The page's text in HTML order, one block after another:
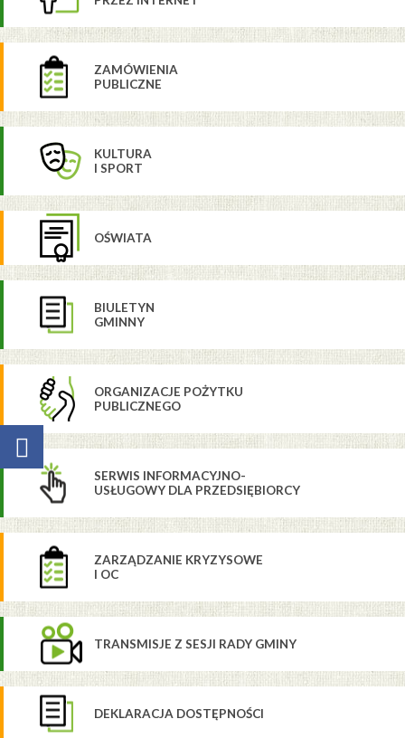
ZAMÓWIENIA
PUBLICZNE
KULTURA
I SPORT
OŚWIATA
BIULETYN
GMINNY
ORGANIZACJE POŻYTKU
PUBLICZNEGO
SERWIS INFORMACYJNO-
USŁUGOWY DLA PRZEDSIĘBIORCY
ZARZĄDZANIE KRYZYSOWE
I OC
TRANSMISJE Z SESJI RADY GMINY
DEKLARACJA DOSTĘPNOŚCI